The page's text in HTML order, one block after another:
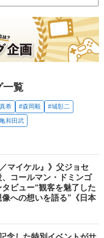
一覧
希 #森岡毅
#城彰二
和田武
マイケル』》父ジョセ
コールマン・ドミンゴ
ビュー“観客を魅了した
への想いを語る”《日本